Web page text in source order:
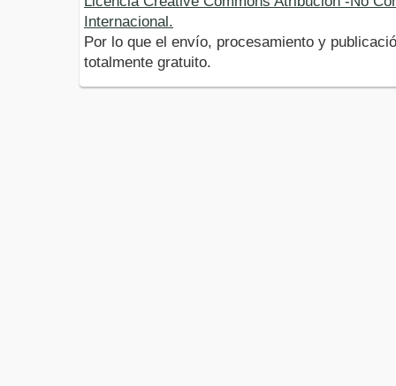
Internacional.
Por lo que el envío, procesamiento y
totalmente gratuito.